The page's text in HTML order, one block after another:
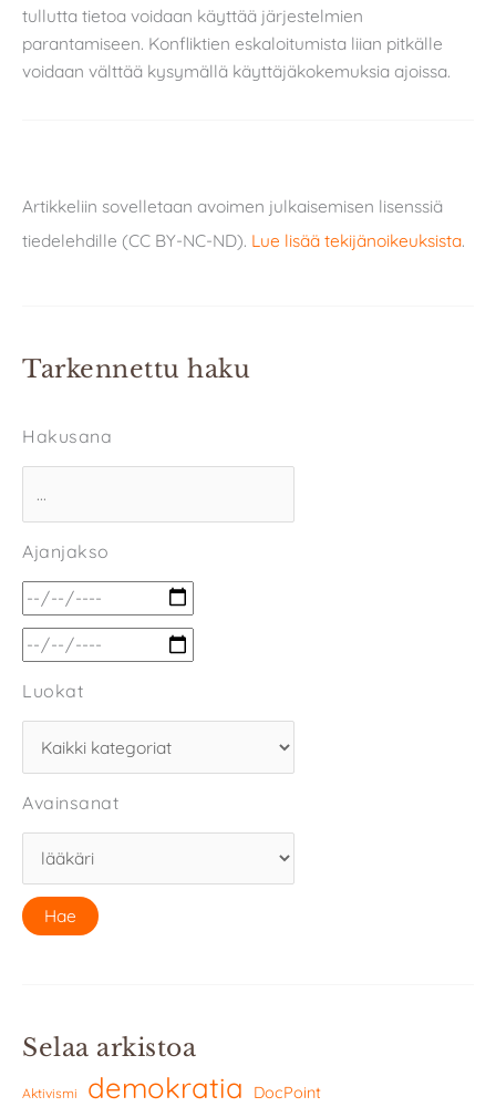
tullutta tietoa voidaan käyttää järjestelmien
parantamiseen. Konfliktien eskaloitumista liian pitkälle
voidaan välttää kysymällä käyttäjäkokemuksia ajoissa.
Artikkeliin sovelletaan avoimen julkaisemisen lisenssiä
tiedelehdille (CC BY-NC-ND). Lue lisää tekijänoikeuksista.
Tarkennettu haku
Hakusana
Ajanjakso
Luokat
Avainsanat
Selaa arkistoa
Aktivismi demokratia DocPoint